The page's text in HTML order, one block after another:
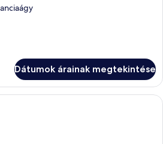
Dátumok árainak megtekintése